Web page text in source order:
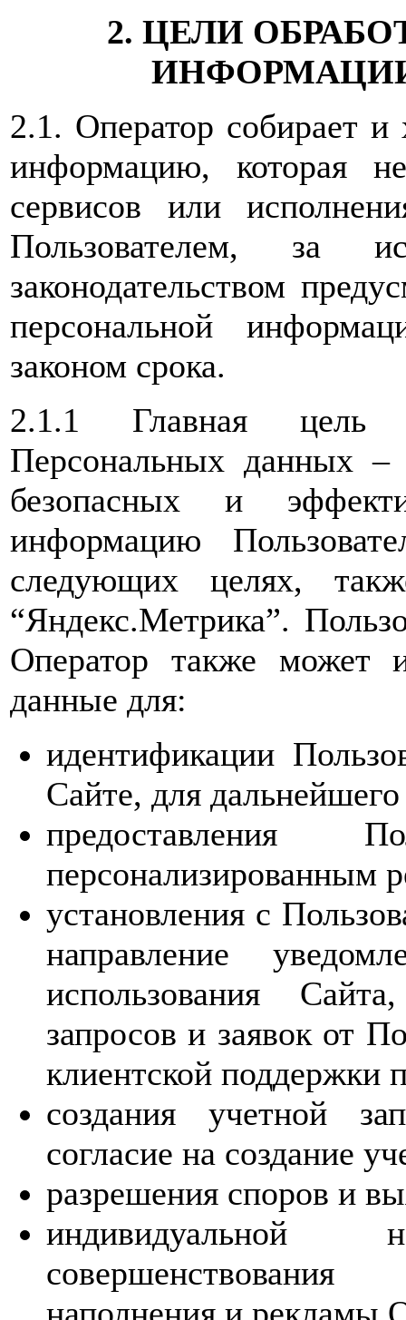
2. ЦЕЛИ
2.1. Оператор собирает и
информацию, которая
сервисов или
Пользователем, за
законодательством
персональной
законом срока.
2.1.1 Главная цель
Персональных данных –
безопасных и
информацию
следующих целях,
“Яндекс.Метрика”.
Оператор также может
данные для:
идентификации
Сайте, для дальнейшего
предоставления
персонализированным
установления с
направление
использования
запросов и заявок от
клиентской поддержки
создания учетной
согласие на создание
разрешения споров и